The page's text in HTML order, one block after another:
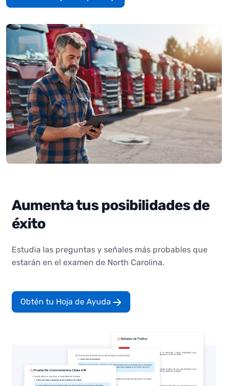
Aumenta tus posibilidades de
éxito
Estudia las preguntas y señales más probables que
estarán en el examen de North Carolina.
Obtén tu Hoja de Ayuda